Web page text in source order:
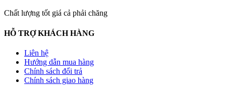
Chất lượng tốt giá cả phải chăng
HỖ TRỢ KHÁCH HÀNG
Liên hệ
Hướng dẫn mua hàng
Chính sách đổi trả
Chính sách giao hàng